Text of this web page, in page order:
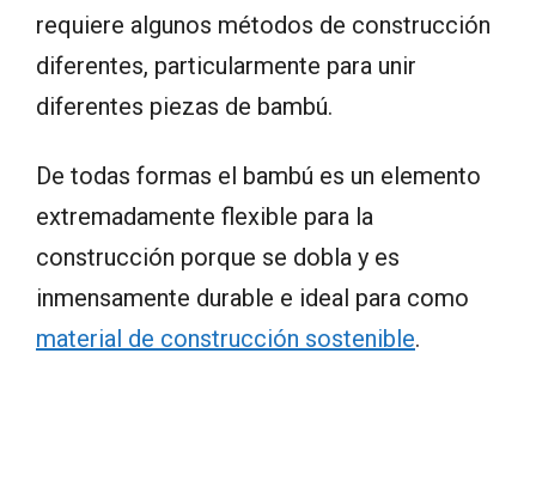
requiere algunos métodos de construcción
diferentes, particularmente para unir
diferentes piezas de bambú.
De todas formas el bambú es un elemento
extremadamente flexible para la
construcción porque se dobla y es
inmensamente durable e ideal para como
material de construcción sostenible.